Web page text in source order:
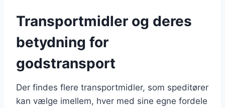
Transportmidler og deres
betydning for
godstransport
Der findes flere transportmidler, som speditører
kan vælge imellem, hver med sine egne fordele